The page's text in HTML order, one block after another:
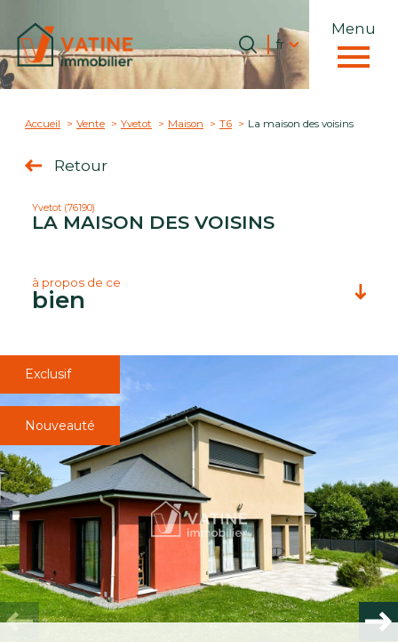
Menu
Langue
fr
Accueil
Langue
fr
Accueil Vente Yvetot Maison T6 La maison des voisins
Retour
Yvetot (76190)
LA MAISON DES VOISINS
à propos de ce
bien
Plus d'informations
financières
Plus de
détails
Exclusif
Nouveauté